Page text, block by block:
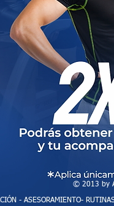
© 2013 by
- ASESORAMIENTO-